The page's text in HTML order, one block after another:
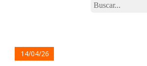
14/04/26